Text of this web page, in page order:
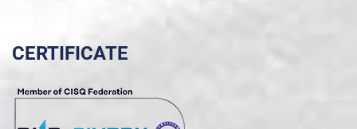
CERTIFICATE